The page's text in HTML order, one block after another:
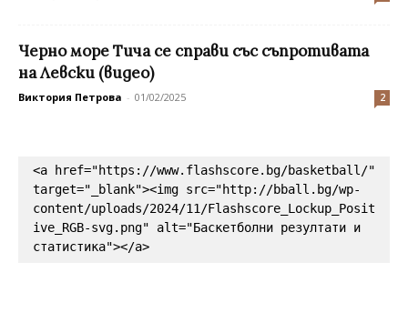
Черно море Тича се справи със съпротивата
на Левски (видео)
Виктория Петрова - 01/02/2025 2
<a href="https://www.flashscore.bg/basketball/"
target="_blank"><img src="http://bball.bg/wp-
content/uploads/2024/11/Flashscore_Lockup_Posit
ive_RGB-svg.png" alt="Баскетболни резултати и
статистика"></a>